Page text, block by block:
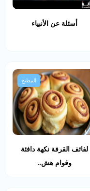
أسئلة عن الأنبياء
المطبخ
لفائف القرفة نكهة دافئة
وقوام هش..